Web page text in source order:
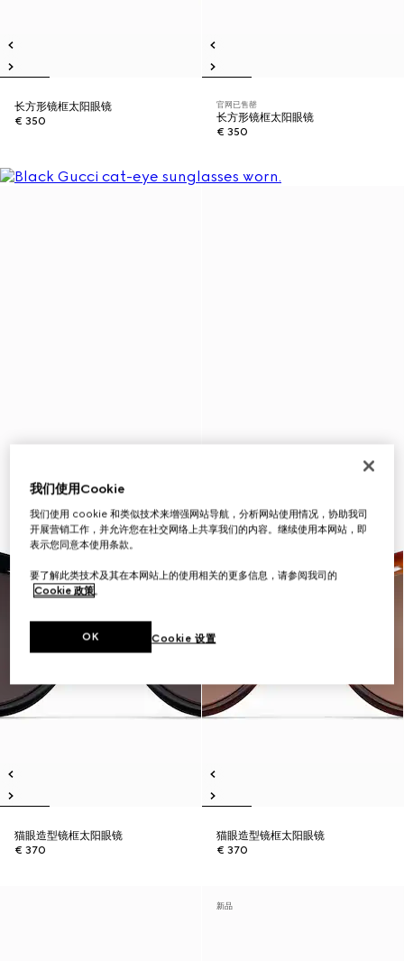
长方形镜框太阳眼镜
€ 350
官网已售罄
长方形镜框太阳眼镜
€ 350
猫眼造型镜框太阳眼镜
€ 370
猫眼造型镜框太阳眼镜
€ 370
新品
我们使用Cookie
我们使用 cookie 和类似技术来增强网站导航，分析网站使用情况，协助我司
开展营销工作，并允许您在社交网络上共享我们的内容。继续使用本网站，即
表示您同意本使用条款。
要了解此类技术及其在本网站上的使用相关的更多信息，请参阅我司的
Cookie 政策。
Cookie 设置
OK